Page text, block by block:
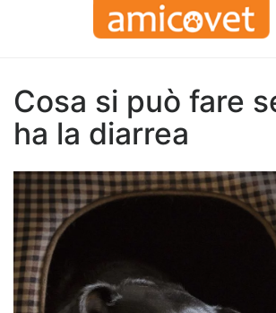
Cosa si può fare
ha la diarrea